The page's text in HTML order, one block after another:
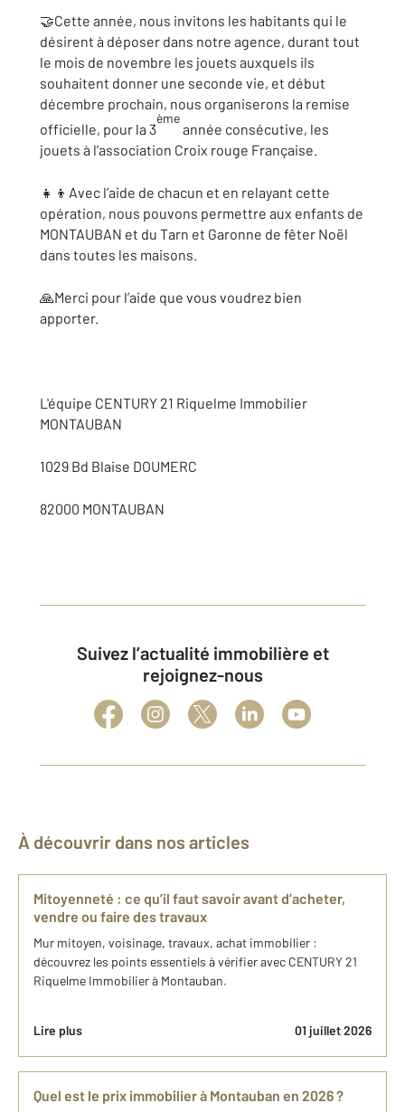
🤝Cette année, nous invitons les habitants qui le
désirent à déposer dans notre agence, durant tout
le mois de novembre les jouets auxquels ils
souhaitent donner une seconde vie, et début
décembre prochain, nous organiserons la remise
officielle, pour la 3
ème
année consécutive, les
jouets à l’association Croix rouge Française.
👧👦Avec l’aide de chacun et en relayant cette
opération, nous pouvons permettre aux enfants de
MONTAUBAN et du Tarn et Garonne de fêter Noël
dans toutes les maisons.
🙏Merci pour l’aide que vous voudrez bien
apporter.
L'équipe CENTURY 21 Riquelme Immobilier
MONTAUBAN
1029 Bd Blaise DOUMERC
82000 MONTAUBAN
Suivez l’actualité immobilière et
rejoignez-nous
À découvrir dans nos articles
Mitoyenneté : ce qu’il faut savoir avant d’acheter,
vendre ou faire des travaux
Mur mitoyen, voisinage, travaux, achat immobilier :
découvrez les points essentiels à vérifier avec CENTURY 21
Riquelme Immobilier à Montauban.
Lire plus 01 juillet 2026
Quel est le prix immobilier à Montauban en 2026 ?